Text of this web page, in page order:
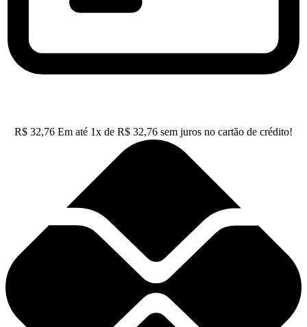
R$ 32,76 Em até 1x de R$ 32,76 sem juros no cartão de crédito!